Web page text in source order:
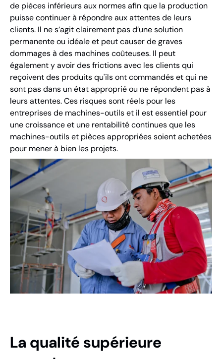
de pièces inférieurs aux normes afin que la production
puisse continuer à répondre aux attentes de leurs
clients. Il ne s’agit clairement pas d’une solution
permanente ou idéale et peut causer de graves
dommages à des machines coûteuses. Il peut
également y avoir des frictions avec les clients qui
reçoivent des produits qu'ils ont commandés et qui ne
sont pas dans un état approprié ou ne répondent pas à
leurs attentes. Ces risques sont réels pour les
entreprises de machines-outils et il est essentiel pour
une croissance et une rentabilité continues que les
machines-outils et pièces appropriées soient achetées
pour mener à bien les projets.
La qualité supérieure